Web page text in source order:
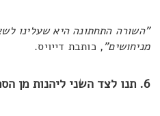
"השורה התחתונה היא שעלינו
מניחושים", כותבת דייויס.
6. תנו לצד השני ליהנות מן הספק